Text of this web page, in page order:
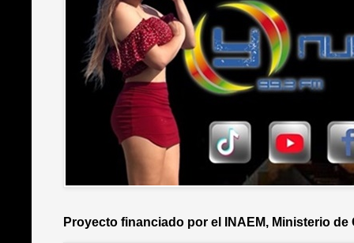
Proyecto financiado por el INAEM, Ministerio de